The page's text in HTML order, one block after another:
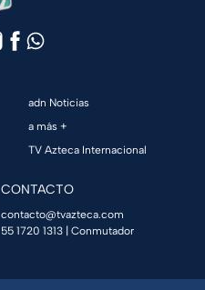
adn Noticias
a más +
TV Azteca Internacional
CONTACTO
contacto@tvazteca.com
55 1720 1313 | Conmutador